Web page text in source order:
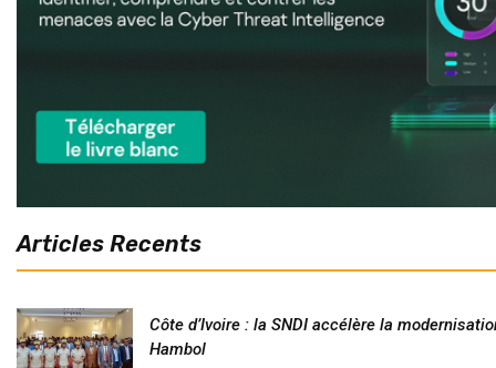
Articles Recents
Côte d’Ivoire : la SNDI accélère la
Hambol